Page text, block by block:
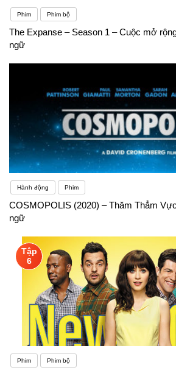
Phim Phim bộ
The Expanse – Season 1 – Cuộc mở
ngữ
Hành động Phim
COSMOPOLIS (2020) – Thăm Thẳm
ngữ
Tập
6
Phim Phim bộ